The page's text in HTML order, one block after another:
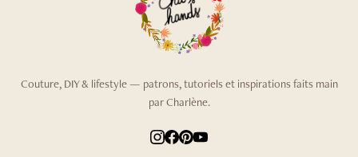
Couture, DIY & lifestyle — patrons, tutoriels et inspirations faits main
par Charlène.